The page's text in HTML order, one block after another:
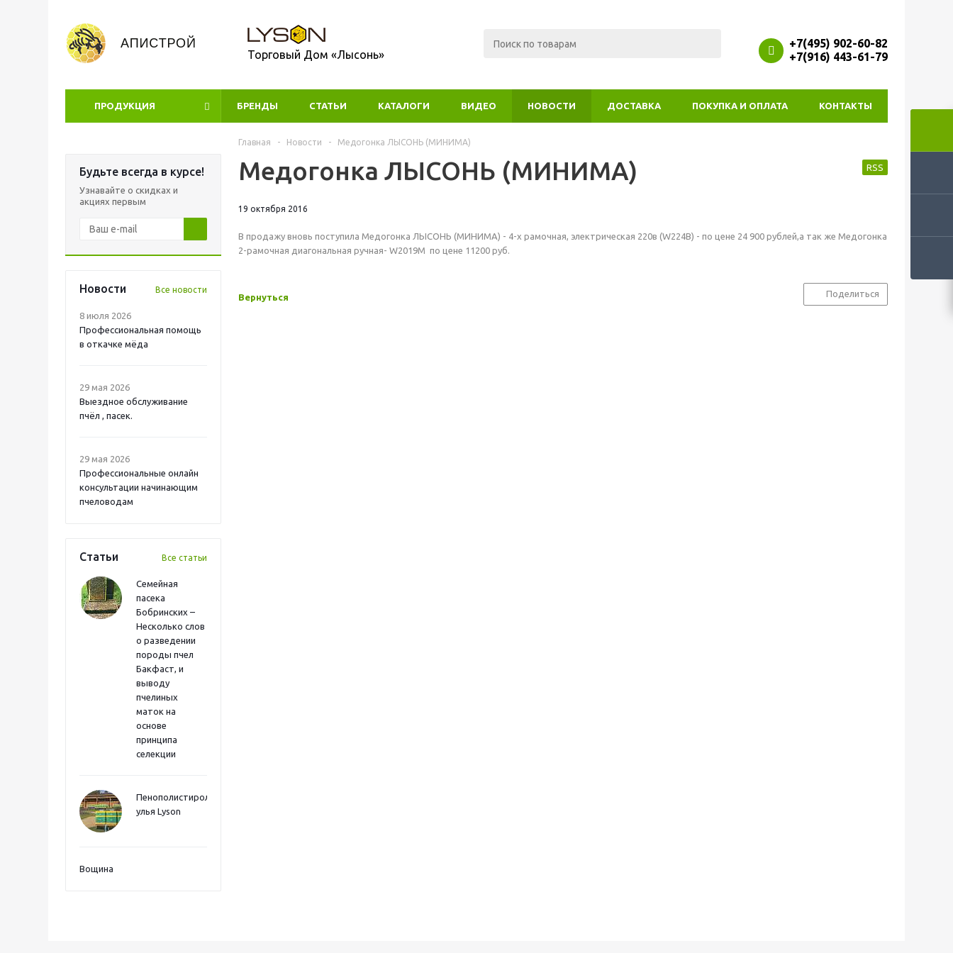
Торговый Дом «Лысонь»
+7(495) 902-60-82
+7(916) 443-61-79
ПРОДУКЦИЯ УЦЕНКА
БРЕНДЫ СТАТЬИ КАТАЛОГИ ВИДЕО НОВОСТИ ДОСТАВКА ПОКУПКА И ОПЛАТА КОНТАКТЫ
Будьте всегда в курсе!
Узнавайте о скидках и
акциях первым
Новости Все новости
8 июля 2026
Профессиональная помощь
в откачке мёда
29 мая 2026
Выездное обслуживание
пчёл , пасек.
29 мая 2026
Профессиональные онлайн
консультации начинающим
пчеловодам
Статьи Все статьи
Семейная
пасека
Бобринских –
Несколько слов
о разведении
породы пчел
Бакфаст, и
выводу
пчелиных
маток на
основе
принципа
селекции
Пенополистиролные
улья Lyson
Вощина
Главная - Новости - Медогонка ЛЫСОНЬ (МИНИМА)
Медогонка ЛЫСОНЬ (МИНИМА) RSS
19 октября 2016
В продажу вновь поступила Медогонка ЛЫСОНЬ (МИНИМА) - 4-х рамочная, электрическая 220в (W224B) - по цене 24 900 рублей,а так же Медогонка
2-рамочная диагональная ручная- W2019M по цене 11200 руб.
Вернуться Поделиться